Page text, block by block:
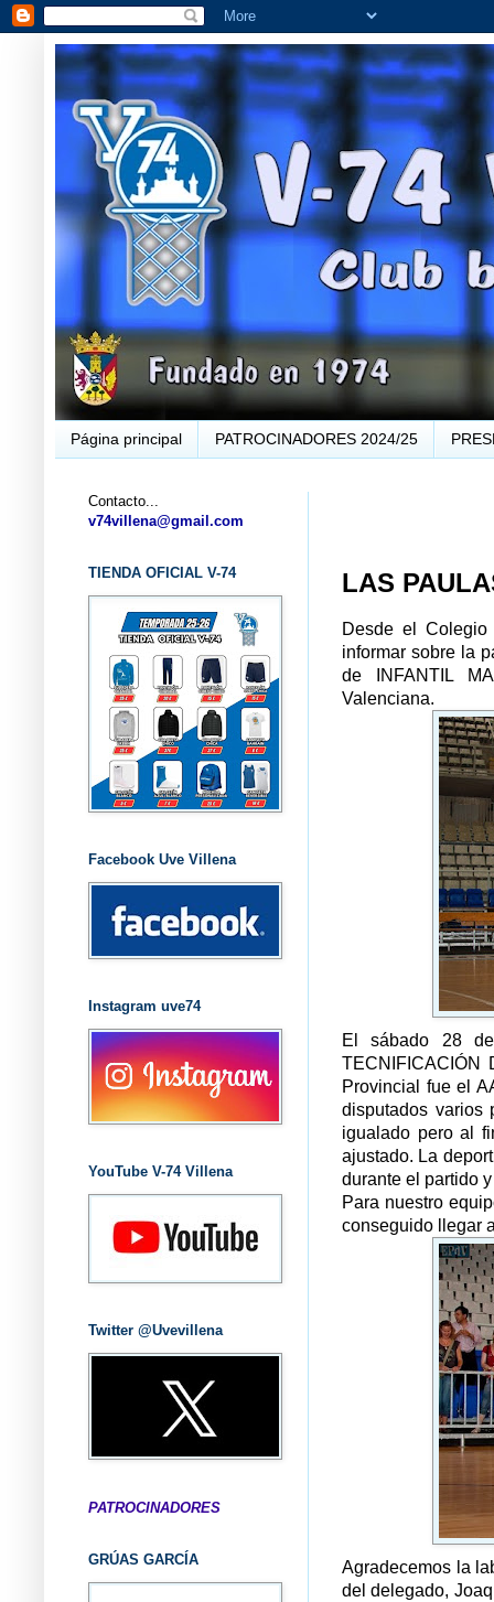
Página principal PATROCINADORES 2024/25
LAS
Desde el
informar sobre la
de INFANTIL
Valenciana.
El sábado 28
TECNIFICACIÓN
Provincial fue el
disputados varios
igualado pero al
ajustado. La
durante el partido
Para nuestro
conseguido llegar
Agradecemos la
del delegado,
Contacto...
v74villena@gmail.com
TIENDA OFICIAL V-74
Facebook Uve Villena
Instagram uve74
YouTube V-74 Villena
Twitter @Uvevillena
PATROCINADORES
GRÚAS GARCÍA